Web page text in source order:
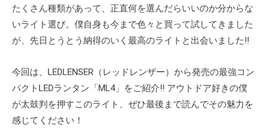
たくさん種類があって、正直何を選んだらいいのか分からな
いライト選び。僕自身も今まで色々と買って試してきました
が、先日とうとう納得のいく最高のライトと出会いました!!
今回は、LEDLENSER（レッドレンザー）から発売の最強コン
パクトLEDランタン「ML4」をご紹介!! アウトドア好きの僕
が太鼓判を押すこのライト、ぜひ最後まで読んでその魅力を
感じてください！